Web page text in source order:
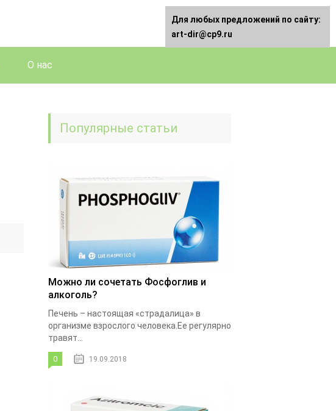
О нас
Популярные статьи
Можно ли сочетать Фосфоглив и
алкоголь?
Печень – настоящая «страдалица» в
организме взрослого человека.Ее регулярно
травят...
0 19.09.2018
Для любых предложений по сайту:
art-dir@cp9.ru